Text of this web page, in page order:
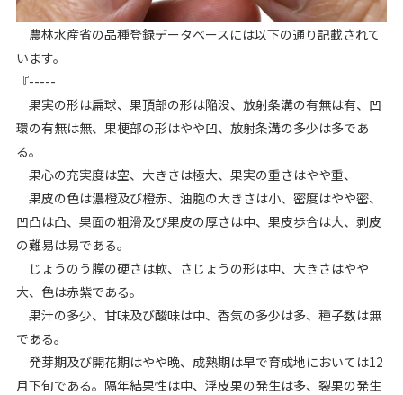
農林水産省の品種登録データベースには以下の通り記載されて
います。
『-----
果実の形は扁球、果頂部の形は陥没、放射条溝の有無は有、凹
環の有無は無、果梗部の形はやや凹、放射条溝の多少は多であ
る。
果心の充実度は空、大きさは極大、果実の重さはやや重、
果皮の色は濃橙及び橙赤、油胞の大きさは小、密度はやや密、
凹凸は凸、果面の粗滑及び果皮の厚さは中、果皮歩合は大、剥皮
の難易は易である。
じょうのう膜の硬さは軟、さじょうの形は中、大きさはやや
大、色は赤紫である。
果汁の多少、甘味及び酸味は中、香気の多少は多、種子数は無
である。
発芽期及び開花期はやや晩、成熟期は早で育成地においては12
月下旬である。隔年結果性は中、浮皮果の発生は多、裂果の発生